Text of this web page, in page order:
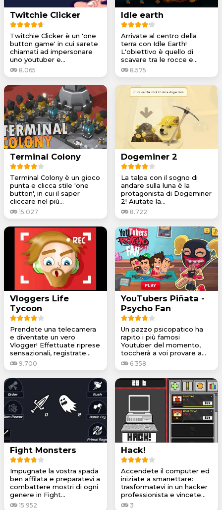
Twitchie Clicker
Twitchie Clicker è un 'one
button game' in cui sarete
chiamati ad impersonare
uno youtuber e...
8.065
Idle earth
Arrivate al centro della
terra con Idle Earth!
L'obiettivo è quello di
scavare tra le rocce e...
8.575
Terminal Colony
Terminal Colony è un gioco
punta e clicca stile 'one
button', in cui il saper
cliccare nel più...
15.027
Dogeminer 2
La talpa con il sogno di
andare sulla luna è la
protagonista di Dogeminer
2! Aiutate la...
8.722
Vloggers Life
Tycoon
Prendete una telecamera
e diventate un vero
Vlogger! Effettuate riprese
sensazionali, registrate...
9.700
YouTubers Piñata -
Psycho Fan
Un pazzo psicopatico ha
rapito i più famosi
Youtuber del momento,
toccherà a voi provare a...
6.358
Fight Monsters
Impugnate la vostra spada
ben affilata e preparatevi a
combattere mostri di ogni
genere in Fight...
15.952
Hack!
Accendete il computer ed
iniziate a smanettare:
trasformatevi in un hacker
professionista e vincete...
3